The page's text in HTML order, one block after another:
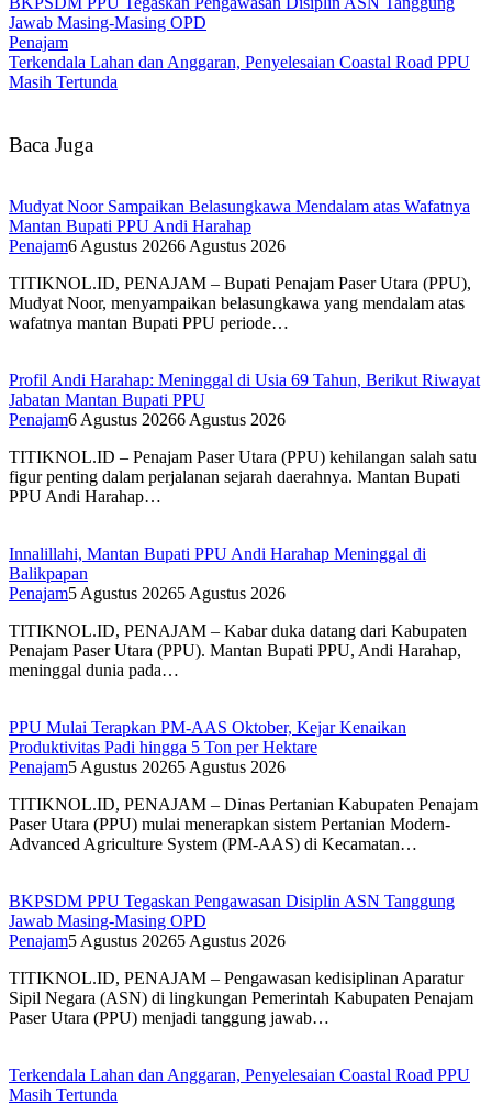
Jawab Masing-Masing OPD
Penajam
Terkendala Lahan dan Anggaran, Penyelesaian Coastal Road PPU
Masih Tertunda
Baca Juga
Mudyat Noor Sampaikan Belasungkawa Mendalam atas Wafatnya
Mantan Bupati PPU Andi Harahap
Penajam6 Agustus 20266 Agustus 2026
TITIKNOL.ID, PENAJAM – Bupati Penajam Paser Utara (PPU),
Mudyat Noor, menyampaikan belasungkawa yang mendalam atas
wafatnya mantan Bupati PPU periode…
Profil Andi Harahap: Meninggal di Usia 69 Tahun, Berikut Riwayat
Jabatan Mantan Bupati PPU
Penajam6 Agustus 20266 Agustus 2026
TITIKNOL.ID – Penajam Paser Utara (PPU) kehilangan salah satu
figur penting dalam perjalanan sejarah daerahnya. Mantan Bupati
PPU Andi Harahap…
Innalillahi, Mantan Bupati PPU Andi Harahap Meninggal di
Balikpapan
Penajam5 Agustus 20265 Agustus 2026
TITIKNOL.ID, PENAJAM – Kabar duka datang dari Kabupaten
Penajam Paser Utara (PPU). Mantan Bupati PPU, Andi Harahap,
meninggal dunia pada…
PPU Mulai Terapkan PM-AAS Oktober, Kejar Kenaikan
Produktivitas Padi hingga 5 Ton per Hektare
Penajam5 Agustus 20265 Agustus 2026
TITIKNOL.ID, PENAJAM – Dinas Pertanian Kabupaten Penajam
Paser Utara (PPU) mulai menerapkan sistem Pertanian Modern-
Advanced Agriculture System (PM-AAS) di Kecamatan…
BKPSDM PPU Tegaskan Pengawasan Disiplin ASN Tanggung
Jawab Masing-Masing OPD
Penajam5 Agustus 20265 Agustus 2026
TITIKNOL.ID, PENAJAM – Pengawasan kedisiplinan Aparatur
Sipil Negara (ASN) di lingkungan Pemerintah Kabupaten Penajam
Paser Utara (PPU) menjadi tanggung jawab…
Terkendala Lahan dan Anggaran, Penyelesaian Coastal Road PPU
Masih Tertunda